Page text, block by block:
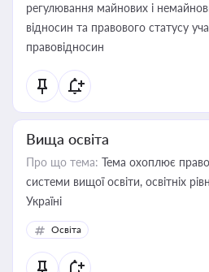
регулювання майнових і
відносин та правового статусу
правовідносин
Вища освіта
Про що тема: Тема охоплює
системи вищої освіти, освітніх
Україні
Освіта